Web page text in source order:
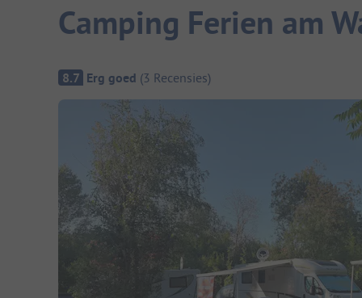
Camping Ferien am
Camping overzicht
8.7 Erg goed (3 Recensies)